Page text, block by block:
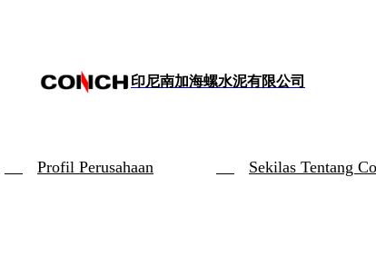
印尼南加海螺水泥有限公司
Profil Perusahaan
Sekilas Tentang